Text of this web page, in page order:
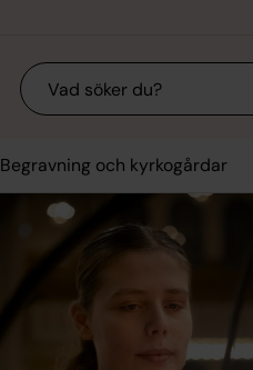
Sök
Begravning och kyrkogårdar